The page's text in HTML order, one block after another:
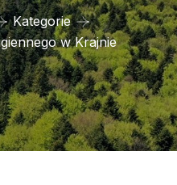
Kategorie
w Krajnie